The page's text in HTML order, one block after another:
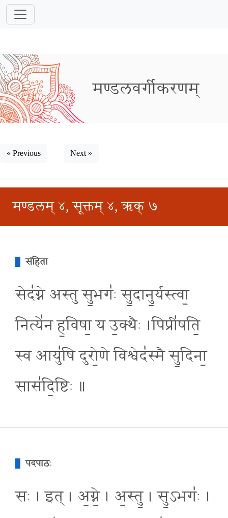
मण्डलवर्गीकरणम्
« Previous Next »
मण्डलम् ४, सूक्तम् ४, ऋक् ७
संहिता
सेद॑ग्ने अस्तु सु॒भगः॑ सु॒दानु॒र्यस्त्वा॒
नित्ये॑न ह॒विषा॒ य उ॒क्थैः ।पिप्री॑षति॒
स्व आयु॑षि दुरो॒णे विश्वेद॑स्मै सु॒दिना॒
सास॑दि॒ष्टिः ॥
पदपाठः
सः । इत् । अ॒ग्ने॒ । अ॒स्तु॒ । सु॒ऽभगः॑ ।